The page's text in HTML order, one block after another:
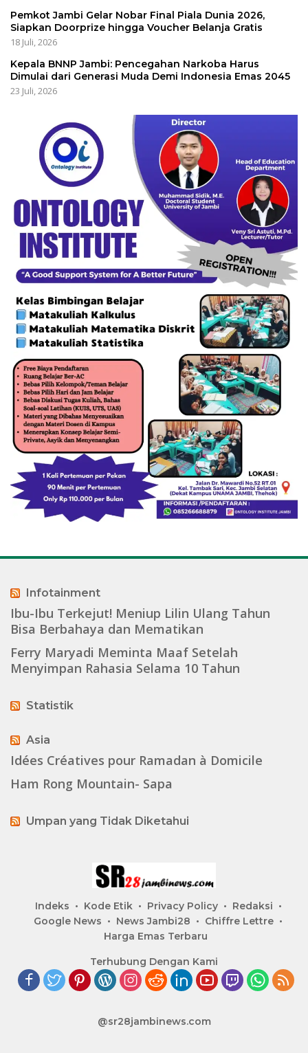
Pemkot Jambi Gelar Nobar Final Piala Dunia 2026,
Siapkan Doorprize hingga Voucher Belanja Gratis
18 Juli, 2026
Kepala BNNP Jambi: Pencegahan Narkoba Harus
Dimulai dari Generasi Muda Demi Indonesia Emas 2045
23 Juli, 2026
Infotainment
Ibu-Ibu Terkejut! Meniup Lilin Ulang Tahun
Bisa Berbahaya dan Mematikan
Ferry Maryadi Meminta Maaf Setelah
Menyimpan Rahasia Selama 10 Tahun
Statistik
Asia
Idées Créatives pour Ramadan à Domicile
Ham Rong Mountain- Sapa
Umpan yang Tidak Diketahui
Indeks Kode Etik Privacy Policy
Redaksi
Google News
News Jambi28
Chiffre Lettre
Harga Emas Terbaru
Terhubung Dengan Kami
@sr28jambinews.com